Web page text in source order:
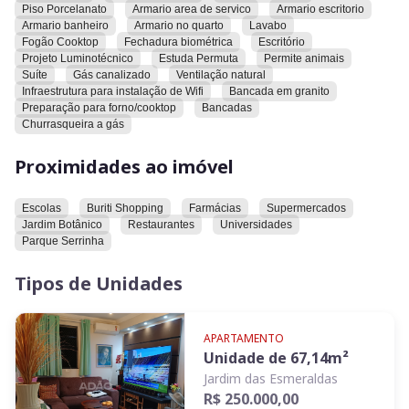
**Atenção: Prédio de 4 andares sem elevador e sem
garagem**
* Apartamento no 4º e último andar
* Projeto de iluminação
* Apartamento Climatizado
* 3 Quartos com cortinas e guarda-roupas
* Escritório mobiliado
* Sala
* Cozinha com diferenciais:
- Fogão cooktop de 5 bocas
- Adega com porta taças suspenso
- Clarabóia trazendo luz natural sobre a area da churrasqueira
* Area de serviço com varal, bancada, armário, cuba e
instalação para máquina de lavar
Piso Porcelanato
Armario area de servico
Armario escritorio
Armario banheiro
Armario no quarto
Lavabo
Fogão Cooktop
Fechadura biométrica
Escritório
Projeto Luminotécnico
Estuda Permuta
Permite animais
Suíte
Gás canalizado
Ventilação natural
Infraestrutura para instalação de Wifi
Bancada em granito
Preparação para forno/cooktop
Bancadas
Churrasqueira a gás
Proximidades ao imóvel
Escolas Buriti Shopping Farmácias
Supermercados
Jardim Botânico
Restaurantes
Universidades
Parque Serrinha
Tipos de Unidades
APARTAMENTO
Unidade de 67,14m²
Jardim das Esmeraldas
R$ 250.000,00